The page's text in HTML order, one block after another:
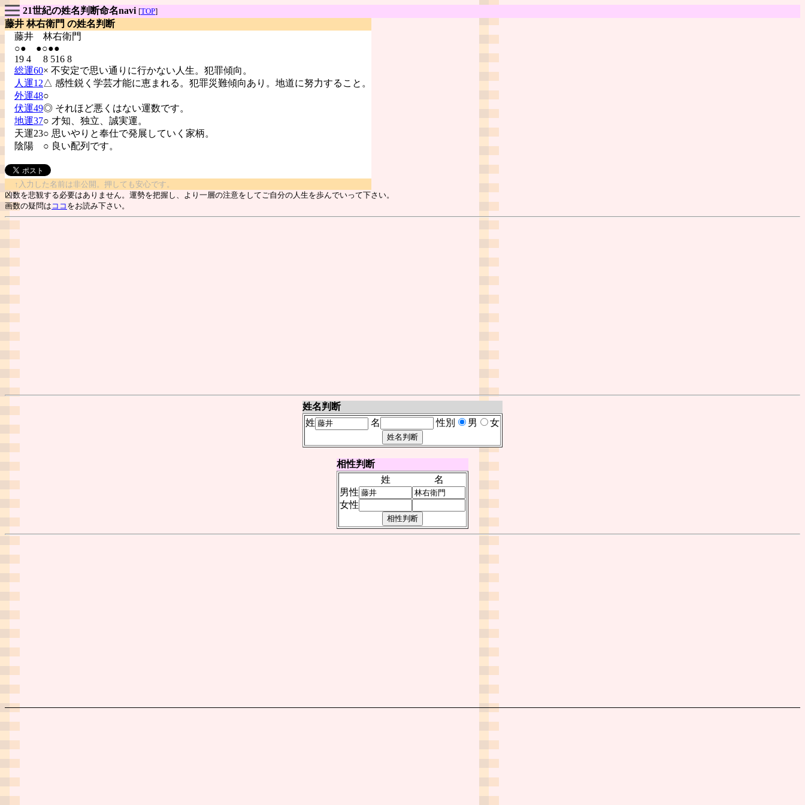
21世紀の姓名判断命名navi [TOP]
藤井 林右衛門 の姓名判断
藤井 林右衛門
○● ●○●●
19 4 8 516 8
総運60× 不安定で思い通りに行かない人生。犯罪傾向。
人運12△ 感性鋭く学芸才能に恵まれる。犯罪災難傾向あり。地道に努力すること。
外運48○
伏運49◎ それほど悪くはない運数です。
地運37○ 才知、独立、誠実運。
天運23○ 思いやりと奉仕で発展していく家柄。
陰陽 ○ 良い配列です。
↑入力した名前は非公開。押しても安心です。
凶数を悲観する必要はありません。運勢を把握し、より一層の注意をしてご自分の人生を歩んでいって下さい。
画数の疑問は ココ をお読み下さい。
姓名判断
姓
名 性別 男 女
相性判断
姓
名
男性
女性